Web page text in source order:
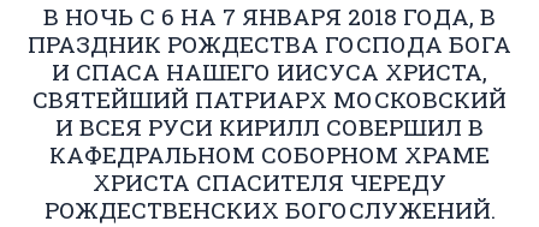
В НОЧЬ С 6 НА 7 ЯНВАРЯ 2018 ГОДА, В
ПРАЗДНИК РОЖДЕСТВА ГОСПОДА БОГА
И СПАСА НАШЕГО ИИСУСА ХРИСТА,
СВЯТЕЙШИЙ ПАТРИАРХ МОСКОВСКИЙ
И ВСЕЯ РУСИ КИРИЛЛ СОВЕРШИЛ В
КАФЕДРАЛЬНОМ СОБОРНОМ ХРАМЕ
ХРИСТА СПАСИТЕЛЯ ЧЕРЕДУ
РОЖДЕСТВЕНСКИХ БОГОСЛУЖЕНИЙ.